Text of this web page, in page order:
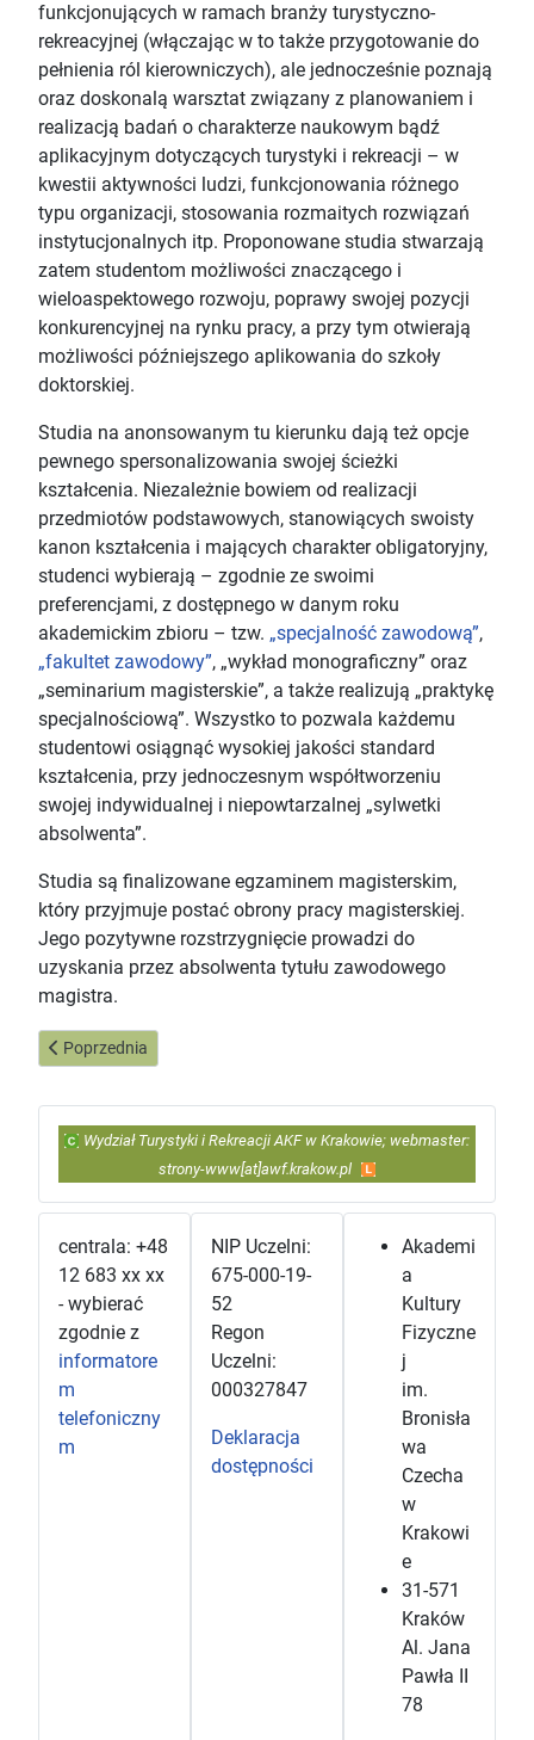
funkcjonujących w ramach branży turystyczno-
rekreacyjnej (włączając w to także przygotowanie do
pełnienia ról kierowniczych), ale jednocześnie poznają
oraz doskonalą warsztat związany z planowaniem i
realizacją badań o charakterze naukowym bądź
aplikacyjnym dotyczących turystyki i rekreacji – w
kwestii aktywności ludzi, funkcjonowania różnego
typu organizacji, stosowania rozmaitych rozwiązań
instytucjonalnych itp. Proponowane studia stwarzają
zatem studentom możliwości znaczącego i
wieloaspektowego rozwoju, poprawy swojej pozycji
konkurencyjnej na rynku pracy, a przy tym otwierają
możliwości późniejszego aplikowania do szkoły
doktorskiej.
Studia na anonsowanym tu kierunku dają też opcje
pewnego spersonalizowania swojej ścieżki
kształcenia. Niezależnie bowiem od realizacji
przedmiotów podstawowych, stanowiących swoisty
kanon kształcenia i mających charakter obligatoryjny,
studenci wybierają – zgodnie ze swoimi
preferencjami, z dostępnego w danym roku
akademickim zbioru – tzw. „specjalność zawodową”,
„fakultet zawodowy”, „wykład monograficzny” oraz
„seminarium magisterskie”, a także realizują „praktykę
specjalnościową”. Wszystko to pozwala każdemu
studentowi osiągnąć wysokiej jakości standard
kształcenia, przy jednoczesnym współtworzeniu
swojej indywidualnej i niepowtarzalnej „sylwetki
absolwenta”.
Studia są finalizowane egzaminem magisterskim,
który przyjmuje postać obrony pracy magisterskiej.
Jego pozytywne rozstrzygnięcie prowadzi do
uzyskania przez absolwenta tytułu zawodowego
magistra.
Poprzednia strona: Kierunek: „Turystyka i rekreacja” – studia I
Poprzednia
Wydział Turystyki i Rekreacji AKF w Krakowie; webmaster:
strony-www[at]awf.krakow.pl
centrala: +48
12 683 xx xx
- wybierać
zgodnie z
informatore
m
telefoniczny
m
NIP Uczelni:
675-000-19-
52
Regon
Uczelni:
000327847
Deklaracja
dostępności
Akademi
a
Kultury
Fizyczne
j
im.
Bronisła
wa
Czecha
w
Krakowi
e
31-571
Kraków
Al. Jana
Pawła II
78